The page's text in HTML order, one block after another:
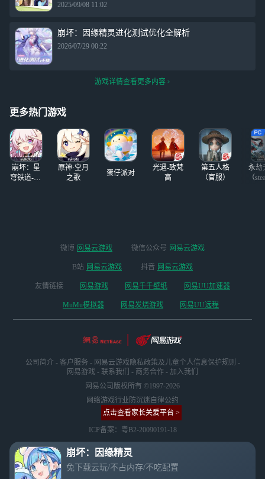
崩坏：因缘精灵
免下载云玩/不占内存/不吃配置
2025/09/08 11:02
崩坏：因缘精灵进化测试优化全解析
2026/07/29 00:22
游戏详情查看更多内容
更多热门游戏
崩坏：星
穹铁道-4.4
原神·空月
之歌
蛋仔派对
光遇-致梵
高
第五人格
（官服）
永劫
（
微博 网易云游戏 微信公众号 网易云游戏
B站 网易云游戏 抖音 网易云游戏
友情链接 网易游戏 网易千千壁纸 网易UU加速器
MuMu模拟器 网易发烧游戏 网易UU远程
公司简介 - 客户服务 - 网易云游戏隐私政策及儿童个人信息保护规则 -
网易游戏 - 联系我们 - 商务合作 - 加入我们
网易公司版权所有 ©1997-2026
网络游戏行业防沉迷自律公约
点击查看家长关爱平台 >
ICP备案：粤B2-20090191-18